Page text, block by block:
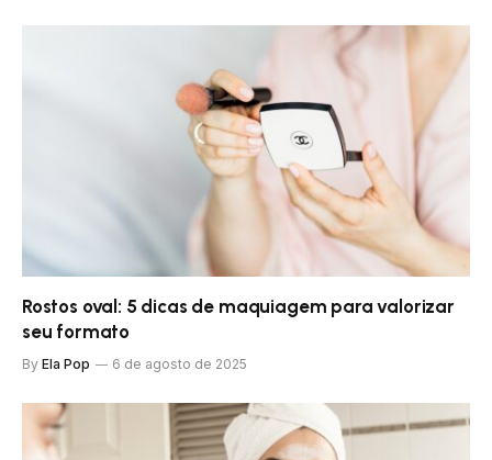
Rostos oval: 5 dicas de maquiagem para valorizar
seu formato
By Ela Pop 6 de agosto de 2025